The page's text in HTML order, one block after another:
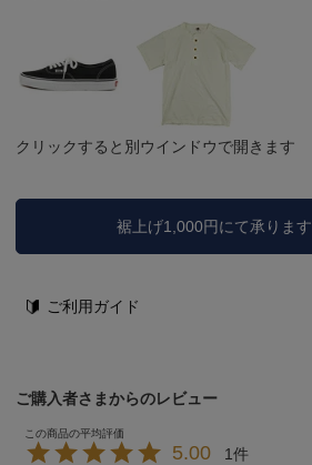
クリックすると別ウインドウで開きます
裾上げ1,000円にて承ります
ご利用ガイド
ご購入者さまからのレビュー
5.00 1